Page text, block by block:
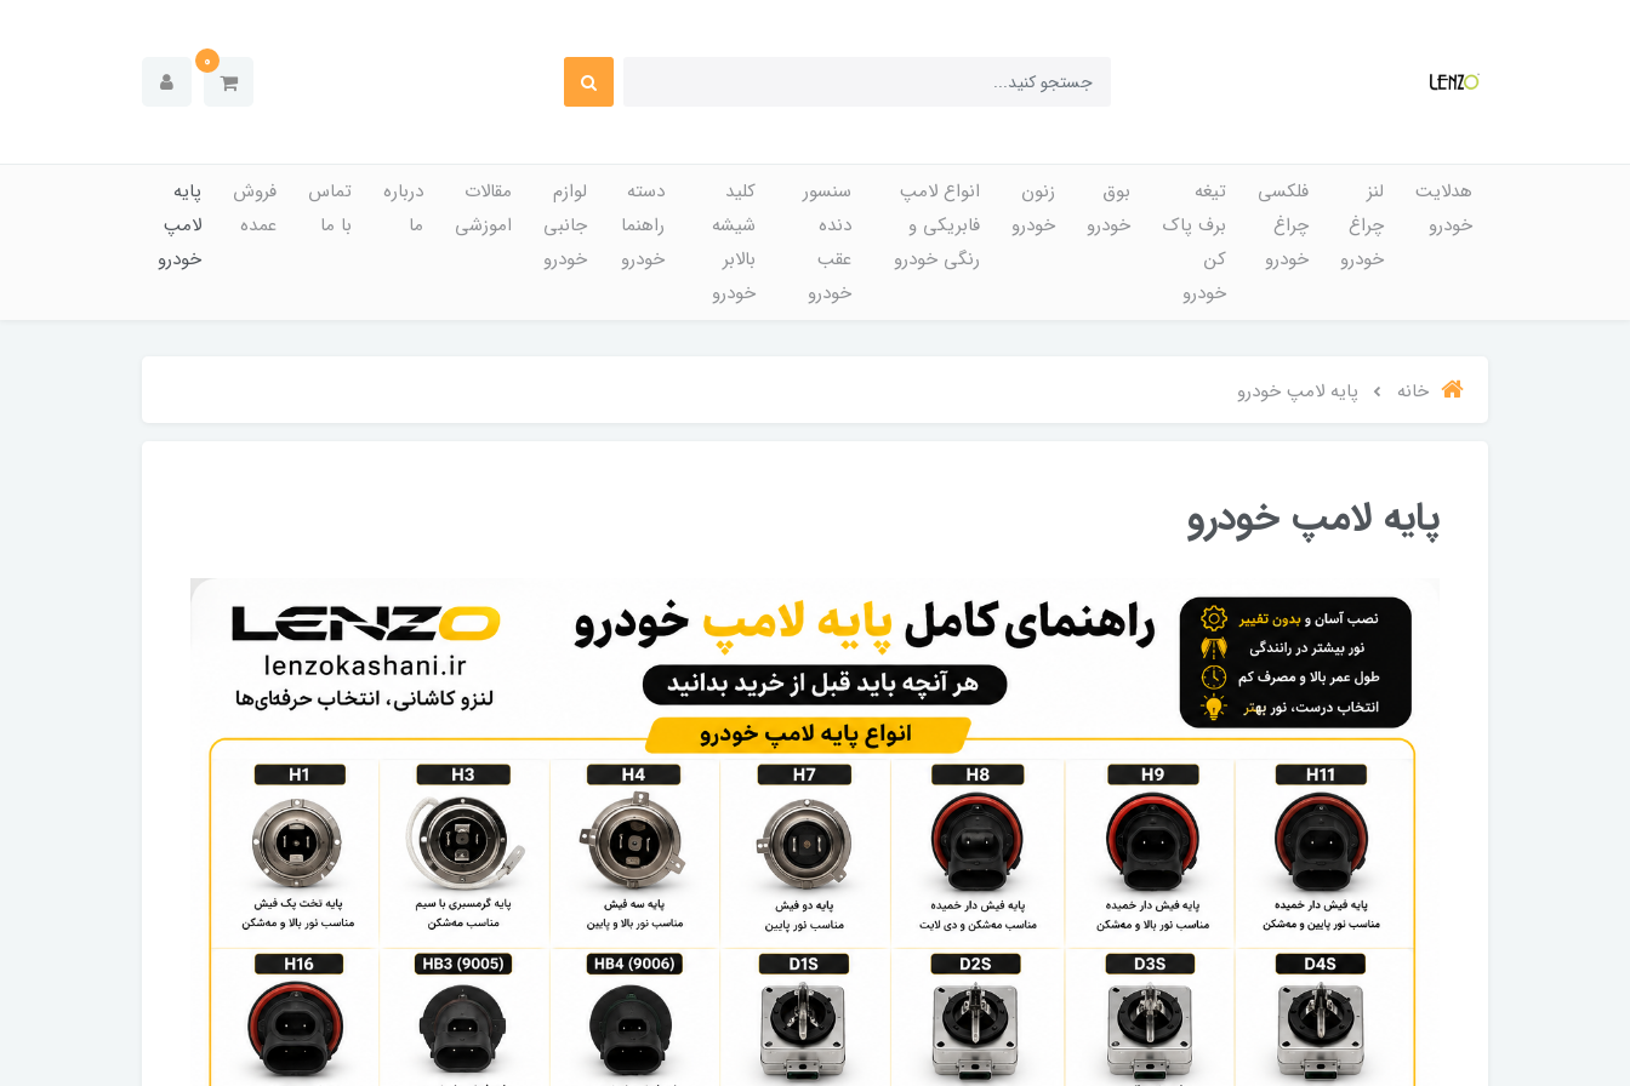
0
هدلایت
خودرو
لنز
چراغ
خودرو
فلکسی
چراغ
خودرو
تیغه
برف پاک
کن
خودرو
بوق
خودرو
زنون
خودرو
انواع لامپ
فابریکی و
رنگی خودرو
سنسور
دنده
عقب
خودرو
کلید
شیشه
بالابر
خودرو
دسته
راهنما
خودرو
لوازم
جانبی
خودرو
مقالات
اموزشی
درباره
ما
تماس
با ما
فروش
عمده
پایه
لامپ
خودرو
خانه پایه لامپ خودرو
پایه لامپ خودرو